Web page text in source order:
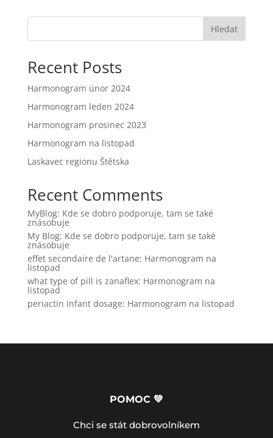
Hledat
Recent Posts
Harmonogram únor 2024
Harmonogram leden 2024
Harmonogram prosinec 2023
Harmonogram na listopad
Laskavec regionu Štětska
Recent Comments
MyBlog: Kde se dobro podporuje, tam se také
znásobuje
My Blog: Kde se dobro podporuje, tam se také
znásobuje
effet secondaire de l'artane: Harmonogram na
listopad
what type of pill is zanaflex: Harmonogram na
listopad
periactin infant dosage: Harmonogram na listopad
POMOC 💚
Chci se stát dobrovolníkem